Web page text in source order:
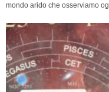
mondo arido che osserviamo